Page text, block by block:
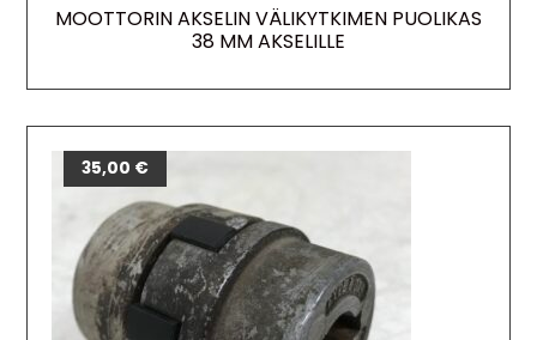
MOOTTORIN AKSELIN VÄLIKYTKIMEN PUOLIKAS
38 MM AKSELILLE
35,00 €